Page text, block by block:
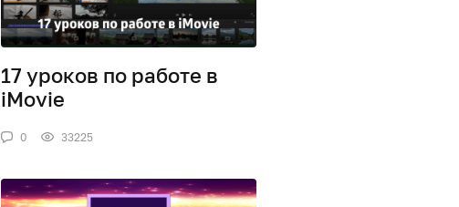
17 уроков по работе в
iMovie
0 33225